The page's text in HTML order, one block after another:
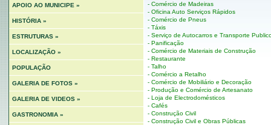
APOIO AO MUNICIPE »
HISTÓRIA »
ESTRUTURAS »
LOCALIZAÇÃO »
POPULAÇÃO
GALERIA DE FOTOS »
GALERIA DE VIDEOS »
GASTRONOMIA »
- Comércio de Madeiras
- Oficina Auto Serviços Rápidos
- Comércio de Pneus
- Táxis
- Serviço de Autocarros e Transporte
- Panificação
- Comércio de Materiais de Construção
- Restaurante
- Talho
- Comércio a Retalho
- Comércio de Mobiliário e Decoração
- Produção e Comércio de Artesanato
- Loja de Electrodomésticos
- Cafés
- Construção Civil
- Construção Civil e Obras Públicas